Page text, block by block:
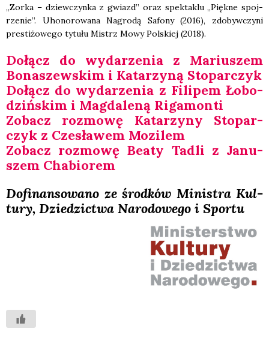
„Zor­ka – dziew­czyn­ka z gwiazd” oraz spek­ta­klu „Pięk­ne spoj­
rze­nie”. Uho­no­ro­wa­na Nagro­dą Safo­ny (2016), zdo­byw­czy­ni
pre­sti­żo­we­go tytu­łu Mistrz Mowy Pol­skiej (2018).
Dołącz do wyda­rze­nia z Mariu­szem
Bona­szew­skim i Kata­rzy­ną Sto­par­czyk
Dołącz do wyda­rze­nia z Fili­pem Łobo­
dziń­skim i Mag­da­le­ną Riga­mon­ti
Zobacz roz­mo­wę Kata­rzy­ny Sto­par­
czyk z Cze­sła­wem Mozi­lem
Zobacz roz­mo­wę Beaty Tadli z Janu­
szem Cha­bio­rem
Dofi­nan­so­wa­no ze środ­ków Mini­stra Kul­
tu­ry, Dzie­dzic­twa Naro­do­we­go i Spor­tu